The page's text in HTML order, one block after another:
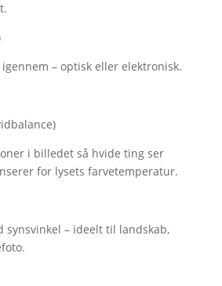
– optisk eller elektronisk.
i billedet så hvide ting ser
for lysets farvetemperatur.
synsvinkel – ideelt til landskab,